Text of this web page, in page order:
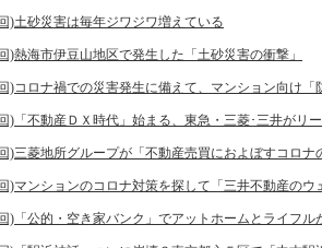
)土砂災害は毎年ジワジワ増えている
)熱海市伊豆山地区で発生した「土砂災害の衝撃」
)コロナ禍での災害発生に備えて、マンション向け「
)「不動産ＤＸ時代」始まる、東急・三菱･三井がリ
)三菱地所グループが「不動産売買におよぼすコロナ
)マンションのコロナ対策を探して「三井不動産のウ
)「公的・空き家バンク」でアットホームとライフル